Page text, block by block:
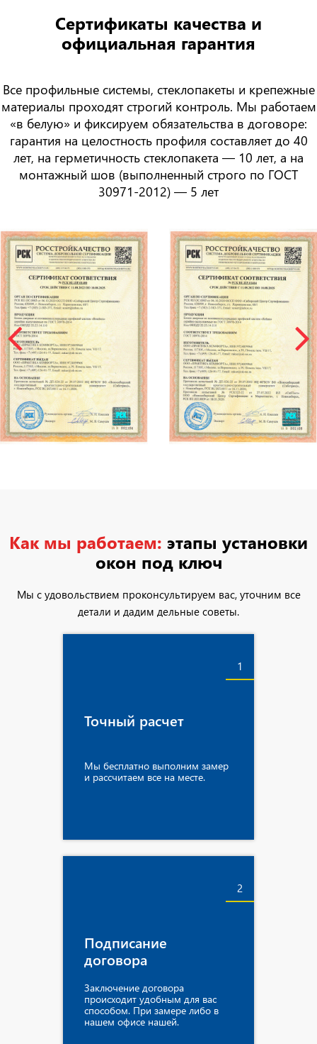
Сертификаты качества и
официальная гарантия
Все профильные системы, стеклопакеты и крепежные
материалы проходят строгий контроль. Мы работаем
«в белую» и фиксируем обязательства в договоре:
гарантия на целостность профиля составляетдо 40
лет, на герметичность стеклопакета — 10 лет, а на
монтажный шов (выполненный строго по ГОСТ
30971-2012) — 5 лет
Как мы работаем: этапы установки
окон под ключ
Мы с удовольствием проконсультируем вас, уточним все
детали и дадим дельные советы.
1
Точный расчет
Мы бесплатно выполним замер
и рассчитаем все на месте.
2
Подписание
договора
Заключение договора
происходит удобным для вас
способом. При замере либо в
нашем офисе нашей.